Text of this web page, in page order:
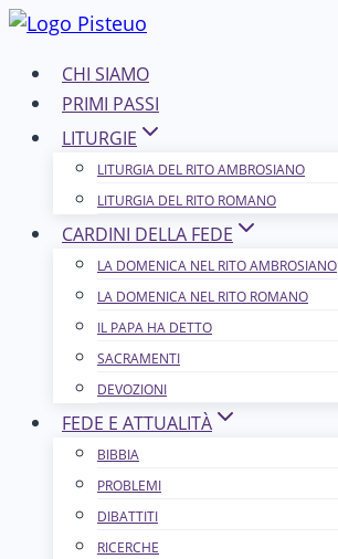
Salta
contenutoCHI SIAMO
PRIMI PASSI
LITURGIE
LITURGIA DEL RITO AMBROSIANO
LITURGIA DEL RITO ROMANO
CARDINI DELLA FEDE
LA DOMENICA NEL R​​​​​​ITO AMBROSIANO
LA DOMENICA NEL RITO ROMANO
IL PAPA HA DETTO
SACRAMENTI
DEVOZIONI
FEDE E ATTUALITÀ
BIBBIA
PROBLEMI
DIBATTITI
RICERCHE